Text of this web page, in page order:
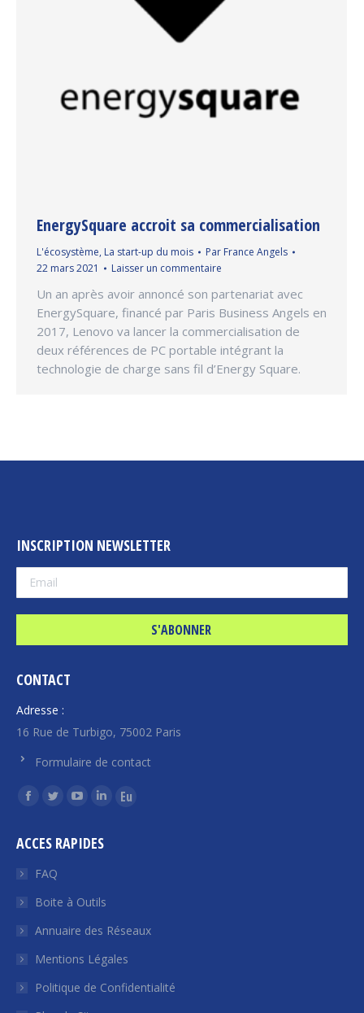
EnergySquare accroit sa commercialisation
L'écosystème, La start-up du mois Par France Angels
22 mars 2021
Laisser un commentaire
Un an après avoir annoncé son partenariat avec
EnergySquare, financé par Paris Business Angels en
2017, Lenovo va lancer la commercialisation de
deux références de PC portable intégrant la
technologie de charge sans fil d’Energy Square.
INSCRIPTION NEWSLETTER
CONTACT
Adresse :
16 Rue de Turbigo, 75002 Paris
Formulaire de contact
Trouvez nous sur :
La
Facebook
s'ouvre
une
nouvelle
fenêtre
La
Twitter
s'ouvre
une
nouvelle
fenêtre
La
YouTube
une
nouvelle
fenêtre
La
LinkedIn
une
nouvelle
fenêtre
La
nouvelle
fenêtre
ACCES RAPIDES
FAQ
Boite à Outils
Annuaire des Réseaux
Mentions Légales
Politique de Confidentialité